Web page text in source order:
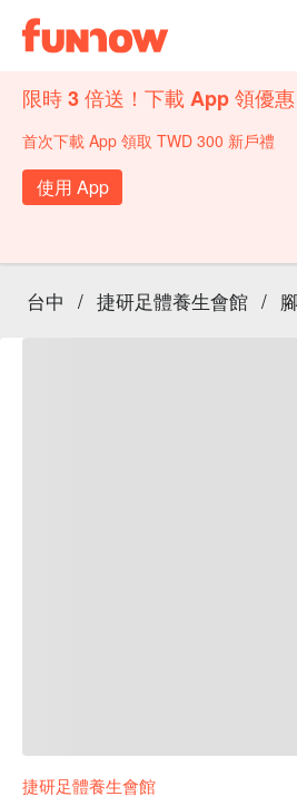
限時 3 倍送！下載 App 領優惠
首次下載 App 領取 TWD 300 新戶禮
使用 App
台中 / 捷研足體養生會館 /
捷研足體養生會館